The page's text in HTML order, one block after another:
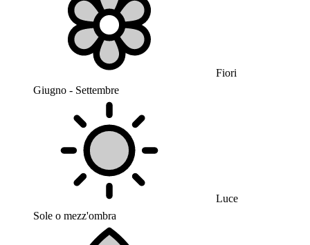
Fiori
Giugno - Settembre
Luce
Sole o mezz'ombra